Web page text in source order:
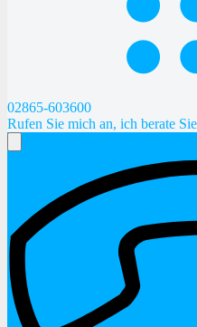
02865-603600
Rufen Sie mich an, ich berate